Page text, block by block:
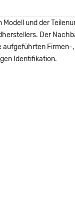
und der
Der
Firmen-,
Identifikation.